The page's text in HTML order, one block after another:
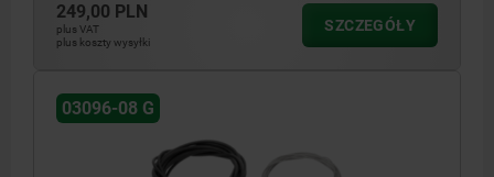
249,00 PLN
plus VAT
plus koszty wysyłki
SZCZEGÓŁY
03096-08 G